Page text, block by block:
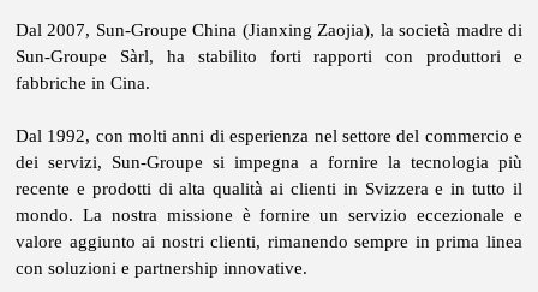
Dal 2007, Sun-Groupe China (Jianxing Zaojia), la società madre di
Sun-Groupe Sàrl, ha stabilito forti rapporti con produttori e
fabbriche in Cina.
Dal 1992, con molti anni di esperienza nel settore del commercio e
dei servizi, Sun-Groupe si impegna a fornire la tecnologia più
recente e prodotti di alta qualità ai clienti in Svizzera e in tutto il
mondo. La nostra missione è fornire un servizio eccezionale e
valore aggiunto ai nostri clienti, rimanendo sempre in prima linea
con soluzioni e partnership innovative.